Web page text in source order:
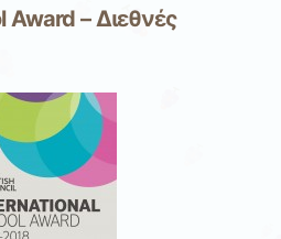
Award – Διεθνές